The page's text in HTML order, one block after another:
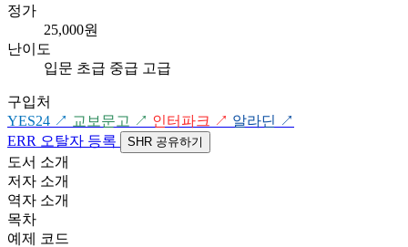
정가
25,000원
난이도
입문 초급 중급 고급
구입처
YES24 ↗ 교보문고 ↗ 인터파크 ↗ 알라딘 ↗
ERR 오탈자 등록 SHR 공유하기
도서 소개
저자 소개
역자 소개
목차
예제 코드